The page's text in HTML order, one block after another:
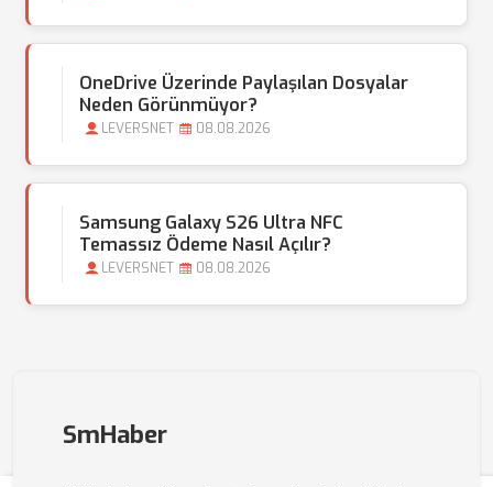
OneDrive Üzerinde Paylaşılan Dosyalar
Neden Görünmüyor?
LEVERSNET 08.08.2026
Samsung Galaxy S26 Ultra NFC
Temassız Ödeme Nasıl Açılır?
LEVERSNET 08.08.2026
SmHaber